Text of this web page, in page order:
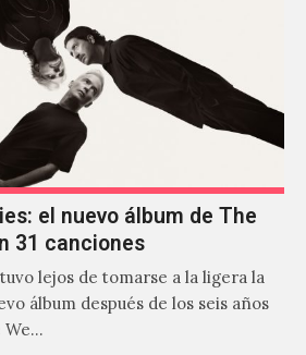
el nuevo álbum de The
31 canciones
lejos de tomarse a la ligera la
álbum después de los seis años
We…